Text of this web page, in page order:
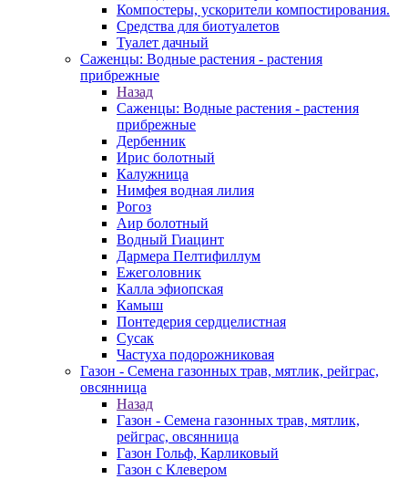
Компостеры, ускорители компостирования.
Средства для биотуалетов
Туалет дачный
Саженцы: Водные растения - растения
прибрежные
Назад
Саженцы: Водные растения - растения
прибрежные
Дербенник
Ирис болотный
Калужница
Нимфея водная лилия
Рогоз
Аир болотный
Водный Гиацинт
Дармера Пелтифиллум
Ежеголовник
Калла эфиопская
Камыш
Понтедерия сердцелистная
Сусак
Частуха подорожниковая
Газон - Семена газонных трав, мятлик, рейграс,
овсянница
Назад
Газон - Семена газонных трав, мятлик,
рейграс, овсянница
Газон Гольф, Карликовый
Газон с Клевером